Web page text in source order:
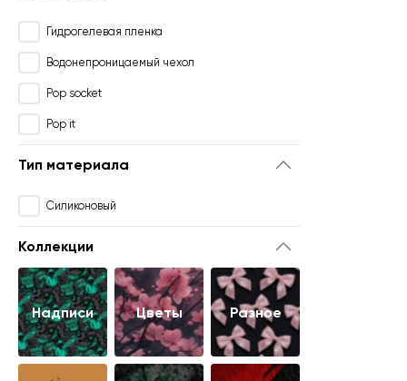
Гидрогелевая пленка
Водонепроницаемый чехол
Pop socket
Pop it
Тип материала
Силиконовый
Коллекции
Надписи Цветы Разное